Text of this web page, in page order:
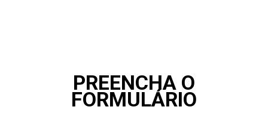
PREENCHA O
FORMULÁRIO